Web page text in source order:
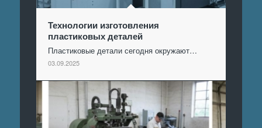
Технологии изготовления
пластиковых деталей
Пластиковые детали сегодня окружают…
03.09.2025